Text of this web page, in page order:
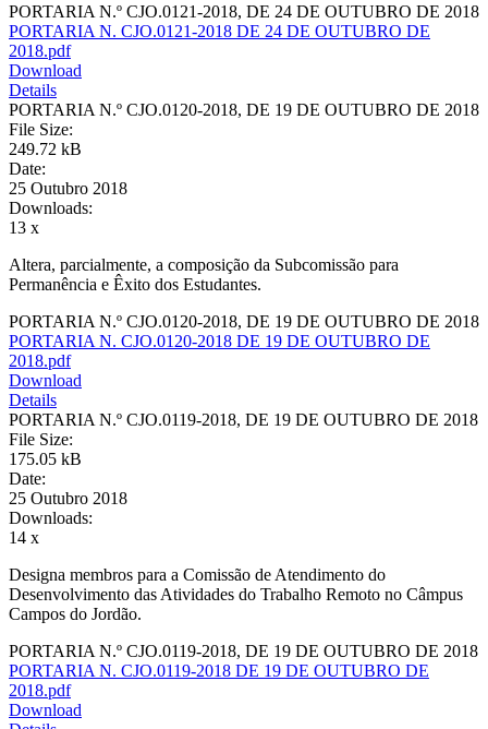
PORTARIA N.º CJO.0121-2018, DE 24 DE OUTUBRO DE 2018
PORTARIA N. CJO.0121-2018 DE 24 DE OUTUBRO DE
2018.pdf
Download
Details
PORTARIA N.º CJO.0120-2018, DE 19 DE OUTUBRO DE 2018
File Size:
249.72 kB
Date:
25 Outubro 2018
Downloads:
13 x
Altera, parcialmente, a composição da Subcomissão para
Permanência e Êxito dos Estudantes.
PORTARIA N.º CJO.0120-2018, DE 19 DE OUTUBRO DE 2018
PORTARIA N. CJO.0120-2018 DE 19 DE OUTUBRO DE
2018.pdf
Download
Details
PORTARIA N.º CJO.0119-2018, DE 19 DE OUTUBRO DE 2018
File Size:
175.05 kB
Date:
25 Outubro 2018
Downloads:
14 x
Designa membros para a Comissão de Atendimento do
Desenvolvimento das Atividades do Trabalho Remoto no Câmpus
Campos do Jordão.
PORTARIA N.º CJO.0119-2018, DE 19 DE OUTUBRO DE 2018
PORTARIA N. CJO.0119-2018 DE 19 DE OUTUBRO DE
2018.pdf
Download